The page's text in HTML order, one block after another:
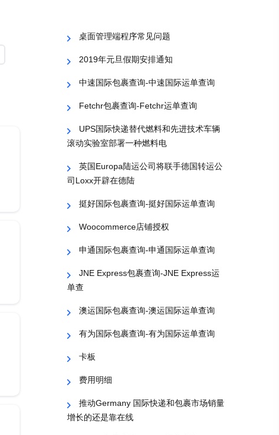
桌面管理端程序常见问题
2019年元旦假期安排通知
中速国际包裹查询-中速国际运单查询
Fetchr包裹查询-Fetchr运单查询
UPS国际快递替代燃料和先进技术车辆
滚动实验室部署一种燃料电
英国Europa陆运公司将联手德国转运公
司Loxx开辟在德陆
挺好国际包裹查询-挺好国际运单查询
Woocommerce店铺授权
申通国际包裹查询-申通国际运单查询
JNE Express包裹查询-JNE Express运
单查
澳运国际包裹查询-澳运国际运单查询
有为国际包裹查询-有为国际运单查询
卡板
费用明细
推动Germany 国际快递和包裹市场销量
增长的还是靠在线